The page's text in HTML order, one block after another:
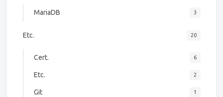
MariaDB 3
Etc. 20
Cert. 6
Etc. 2
Git 1